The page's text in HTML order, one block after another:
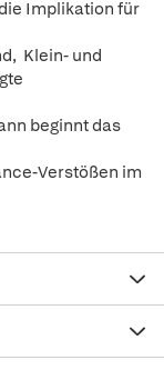
Implikation für
Klein- und
beginnt das
Verstößen im